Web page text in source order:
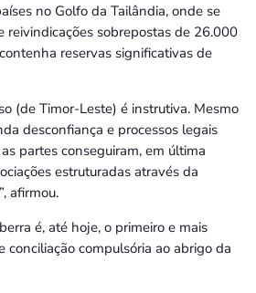
no Golfo da Tailândia, onde se
reivindicações sobrepostas de 26.000
reservas significativas de
(de Timor-Leste) é instrutiva. Mesmo
desconfiança e processos legais
partes conseguiram, em última
estruturadas através da
afirmou.
é, até hoje, o primeiro e mais
conciliação compulsória ao abrigo da